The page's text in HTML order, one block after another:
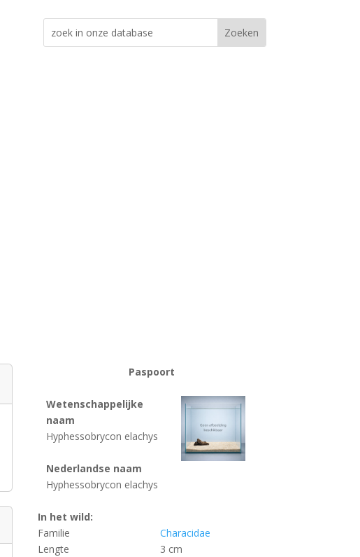
Paspoort
Wetenschappelijke
naam
Hyphessobrycon elachys
Nederlandse naam
Hyphessobrycon elachys
In het wild:
Familie
Characidae
Lengte
3 cm